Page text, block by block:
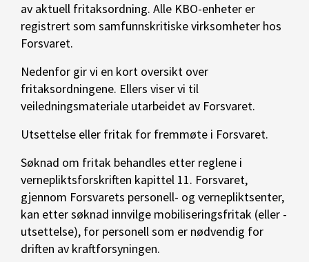
av aktuell fritaksordning. Alle KBO-enheter er
registrert som samfunnskritiske virksomheter hos
Forsvaret.
Nedenfor gir vi en kort oversikt over
fritaksordningene. Ellers viser vi til
veiledningsmateriale utarbeidet av Forsvaret.
Utsettelse eller fritak for fremmøte i Forsvaret.
Søknad om fritak behandles etter reglene i
vernepliktsforskriften kapittel 11. Forsvaret,
gjennom Forsvarets personell- og vernepliktsenter,
kan etter søknad innvilge mobiliseringsfritak (eller -
utsettelse), for personell som er nødvendig for
driften av kraftforsyningen.